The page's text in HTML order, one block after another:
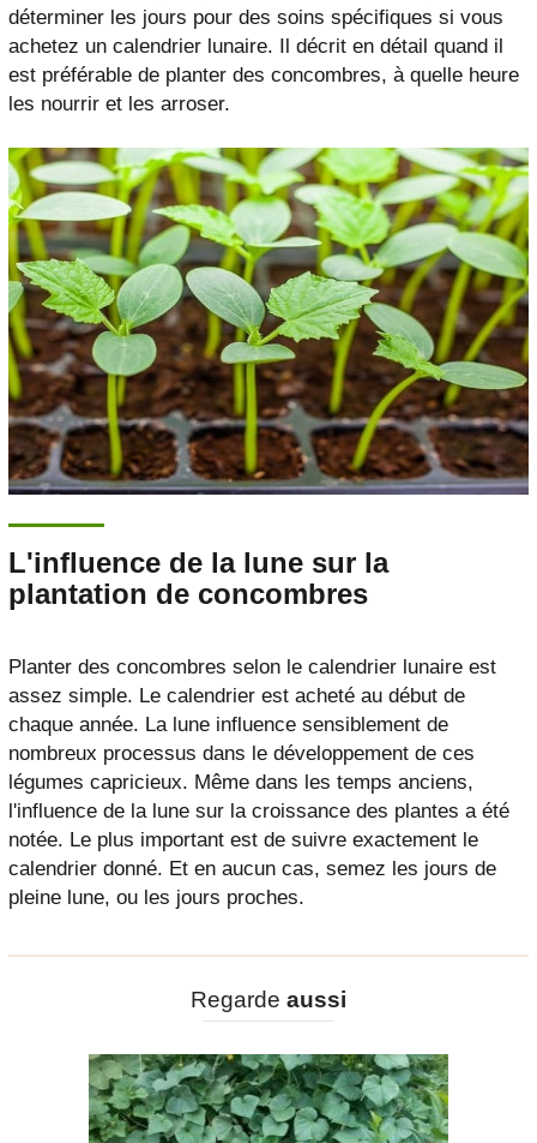
déterminer les jours pour des soins spécifiques si vous
achetez un calendrier lunaire. Il décrit en détail quand il
est préférable de planter des concombres, à quelle heure
les nourrir et les arroser.
L'influence de la lune sur la
plantation de concombres
Planter des concombres selon le calendrier lunaire est
assez simple. Le calendrier est acheté au début de
chaque année. La lune influence sensiblement de
nombreux processus dans le développement de ces
légumes capricieux. Même dans les temps anciens,
l'influence de la lune sur la croissance des plantes a été
notée. Le plus important est de suivre exactement le
calendrier donné. Et en aucun cas, semez les jours de
pleine lune, ou les jours proches.
Regarde aussi